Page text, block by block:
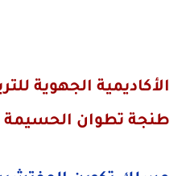
الأكاديمية الجهوية
طنجة تطوان الحسيمة